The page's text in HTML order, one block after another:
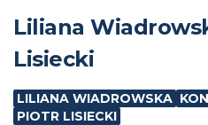
Liliana
Lisiecki
LILIANA WIADROWSKA
PIOTR LISIECKI